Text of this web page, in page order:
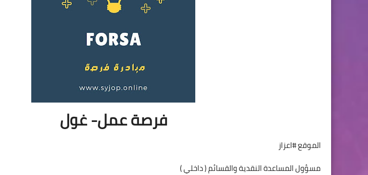
فرصة عمل- غول
الموقع #اعزاز
مسؤول المساعدة النقدية والقسائم ( داخلي )